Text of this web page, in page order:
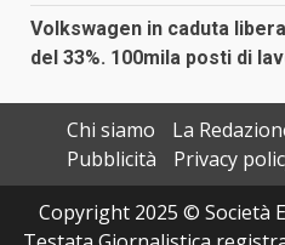
Volkswagen in caduta
del 33%. 100mila posti di
Chi siamo
La
Pubblicità
Privacy
Copyright 2025 © Società